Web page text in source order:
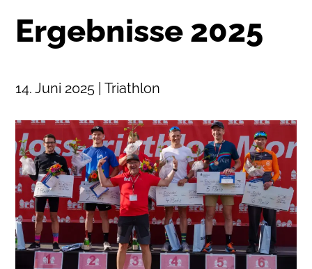
Ergebnisse 2025
14. Juni 2025 | Triathlon